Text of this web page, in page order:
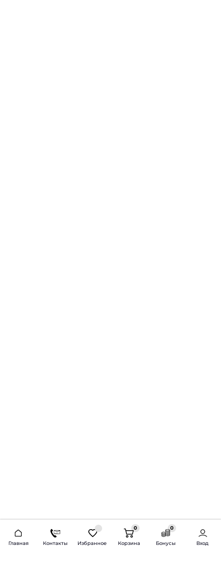
Главная Контакты Избранное
0
Корзина
0
Бонусы Вход
2026 © Продажа и установка автозвука.
Доставка по всей России и СНГ